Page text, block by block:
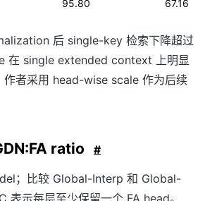
95.80 67.16
后 single-key 检索下降超过
在 single extended context 上明显
作者采用 head-wise scale 作为后续
ratio #
；比较 Global-Interp 和 Global-